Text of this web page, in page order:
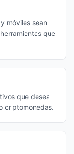
móviles sean
que
que desea
criptomonedas.